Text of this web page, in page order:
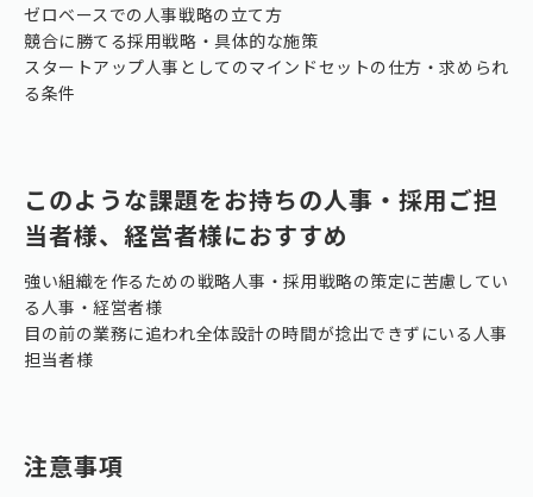
ゼロベースでの人事戦略の立て方
競合に勝てる採用戦略・具体的な施策
スタートアップ人事としてのマインドセットの仕方・求められ
る条件
このような課題をお持ちの人事・採用ご担
当者様、経営者様におすすめ
強い組織を作るための戦略人事・採用戦略の策定に苦慮してい
る人事・経営者様
目の前の業務に追われ全体設計の時間が捻出できずにいる人事
担当者様
注意事項